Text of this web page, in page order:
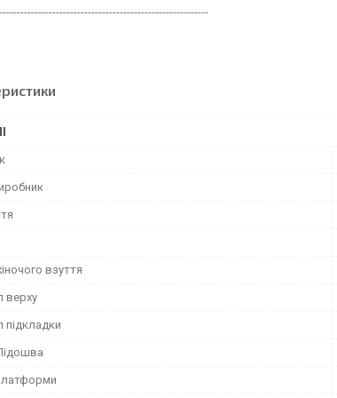
взуття
верху
підкладки